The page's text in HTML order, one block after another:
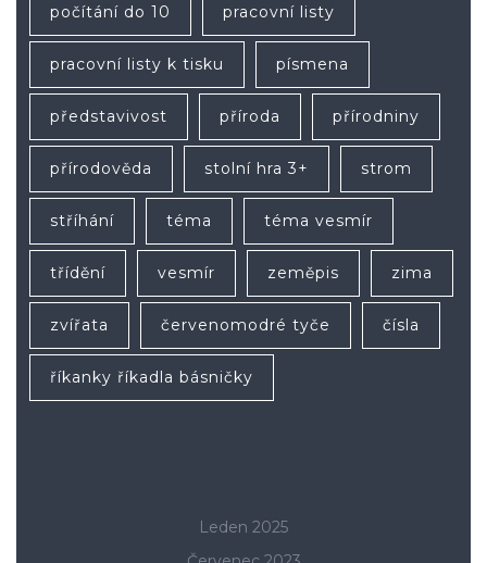
počítání do 10 pracovní listy
pracovní listy k tisku písmena
představivost příroda přírodniny
přírodověda stolní hra 3+ strom
stříhání téma téma vesmír
třídění vesmír zeměpis zima
zvířata červenomodré tyče čísla
říkanky říkadla básničky
Leden 2025